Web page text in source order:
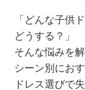
「どんな子供
どうする？」
そんな悩みを
シーン別にお
ドレス選びで